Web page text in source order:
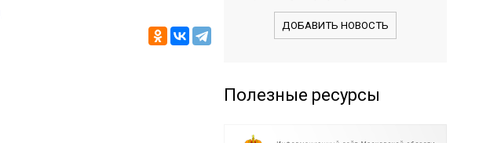
ДОБАВИТЬ НОВОСТЬ
Полезные ресурсы